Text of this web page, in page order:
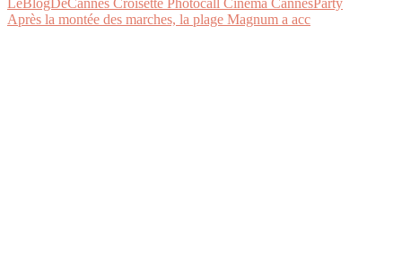
Après la montée des marches, la plage Magnum a acc